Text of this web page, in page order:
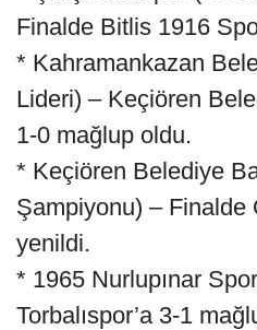
Finalde Bitlis 1916
* Kahramankazan
Lideri) – Keçiören
1-0 mağlup oldu.
* Keçiören Belediye
Şampiyonu) – Finalde
yenildi.
* 1965 Nurlupınar
Torbalıspor’a 3-1